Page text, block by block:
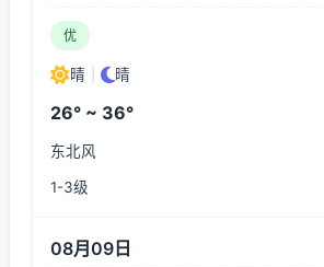
优
晴 晴
26° ~ 36°
东北风
1-3级
08月09日